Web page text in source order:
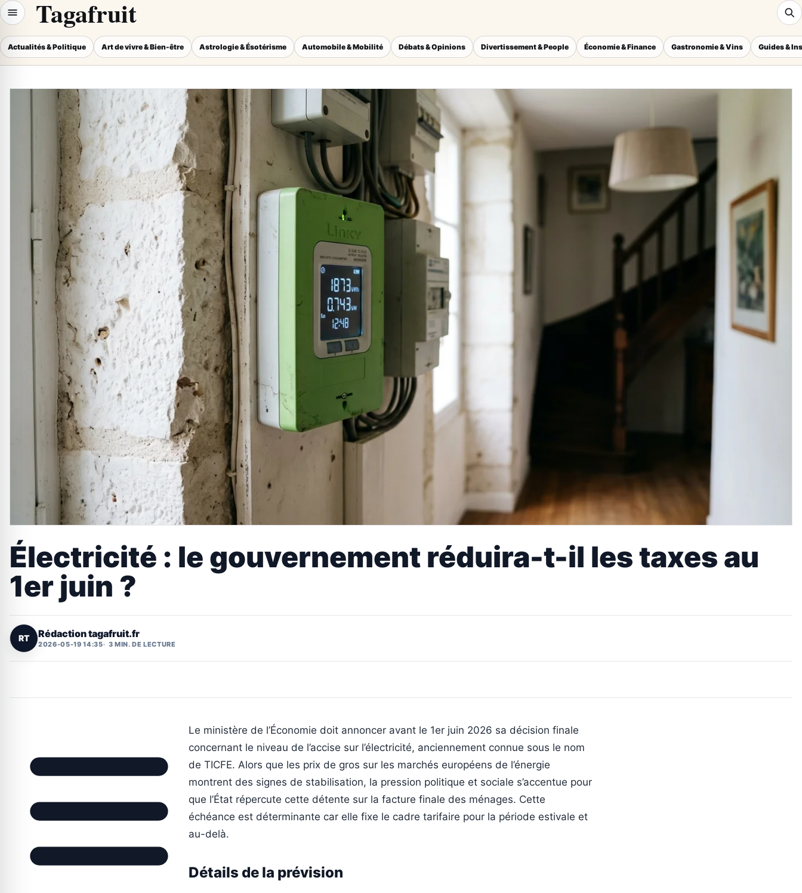
Tagafruit
Actualités & Politique Art de vivre & Bien-être Astrologie & Ésotérisme Automobile & Mobilité Débats & Opinions Divertissement & People Économie & Finance Gastronomie & Vins Guides &
Électricité : le gouvernement réduira-t-il les taxes au
1er juin ?
RT Rédaction tagafruit.fr
2026-05-19 14:35 3 MIN. DE LECTURE
Le ministère de l’Économie doit annoncer avant le 1er juin 2026 sa décision finale
concernant le niveau de l’accise sur l’électricité, anciennement connue sous le nom
de TICFE. Alors que les prix de gros sur les marchés européens de l’énergie
montrent des signes de stabilisation, la pression politique et sociale s’accentue pour
que l’État répercute cette détente sur la facture finale des ménages. Cette
échéance est déterminante car elle fixe le cadre tarifaire pour la période estivale et
au-delà.
Détails de la prévision